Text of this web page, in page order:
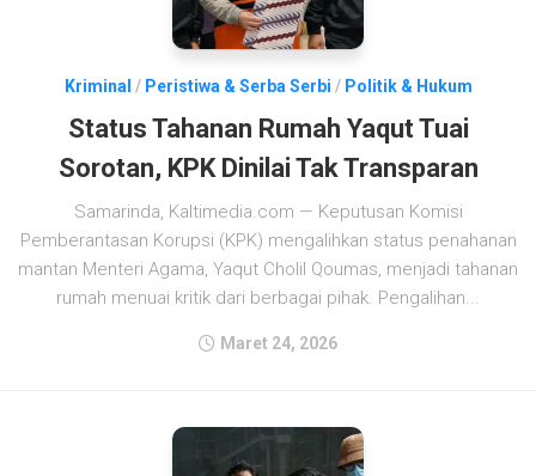
Kriminal / Peristiwa & Serba Serbi / Politik & Hukum
Status Tahanan Rumah Yaqut Tuai
Sorotan, KPK Dinilai Tak Transparan
Samarinda, Kaltimedia.com — Keputusan Komisi
Pemberantasan Korupsi (KPK) mengalihkan status penahanan
mantan Menteri Agama, Yaqut Cholil Qoumas, menjadi tahanan
rumah menuai kritik dari berbagai pihak. Pengalihan...
Maret 24, 2026